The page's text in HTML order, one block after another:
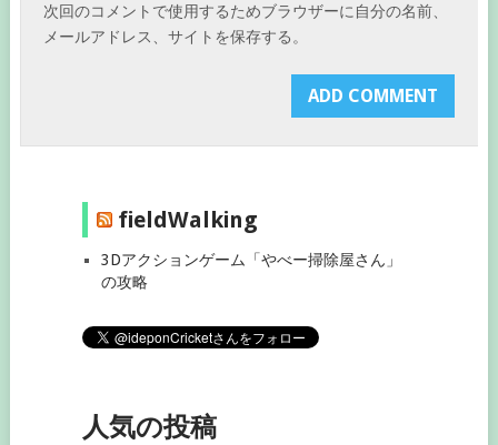
次回のコメントで使用するためブラウザーに自分の名前、
メールアドレス、サイトを保存する。
fieldWalking
3Dアクションゲーム「やべー掃除屋さん」
の攻略
人気の投稿